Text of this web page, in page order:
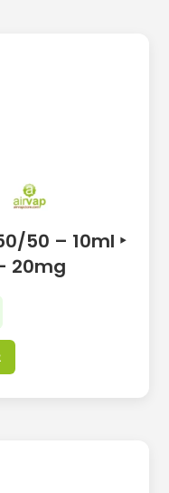
50 – 10ml ‣
20mg